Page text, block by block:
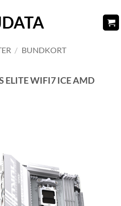
/ BUNDKORT
ELITE WIFI7 ICE AMD